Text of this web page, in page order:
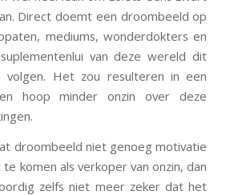
Direct doemt een droombeeld op
mediums, wonderdokters en
van deze wereld dit
volgen. Het zou resulteren in een
hoop minder onzin over deze
droombeeld niet genoeg motivatie
komen als verkoper van onzin, dan
zelfs niet meer zeker dat het